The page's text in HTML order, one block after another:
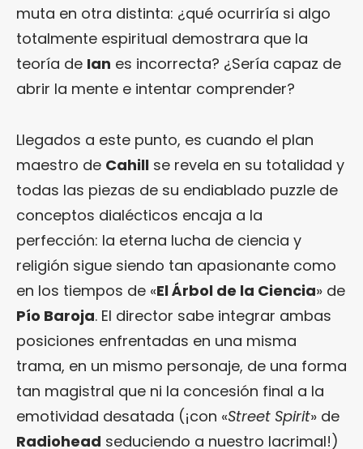
muta en otra distinta: ¿qué ocurriría si algo
totalmente espiritual demostrara que la
teoría de Ian es incorrecta? ¿Sería capaz de
abrir la mente e intentar comprender?
Llegados a este punto, es cuando el plan
maestro de Cahill se revela en su totalidad y
todas las piezas de su endiablado puzzle de
conceptos dialécticos encaja a la
perfección: la eterna lucha de ciencia y
religión sigue siendo tan apasionante como
en los tiempos de «El Árbol de la Ciencia» de
Pío Baroja. El director sabe integrar ambas
posiciones enfrentadas en una misma
trama, en un mismo personaje, de una forma
tan magistral que ni la concesión final a la
emotividad desatada (¡con «Street Spirit» de
Radiohead seduciendo a nuestro lacrimal!)